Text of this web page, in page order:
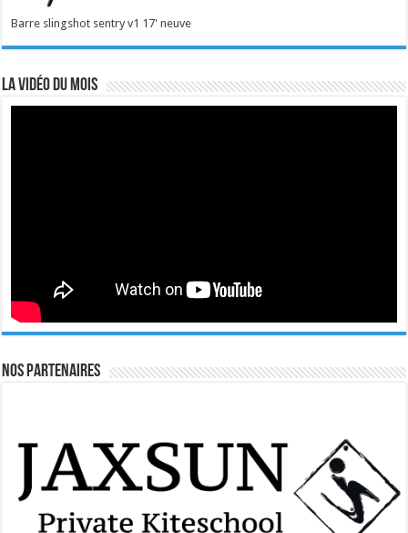
Barre slingshot sentry v1 17' neuve
La vidéo du mois
Nos Partenaires